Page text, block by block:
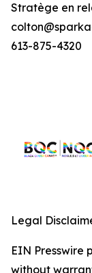
Stratège en
613-875-4320
Legal
EIN Presswire
without